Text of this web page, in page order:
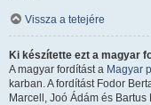
Vissza a tetejére
Ki készítette ezt a magyar
A magyar fordítást a Magyar
karban. A fordítást Fodor
Marcell, Joó Ádám és